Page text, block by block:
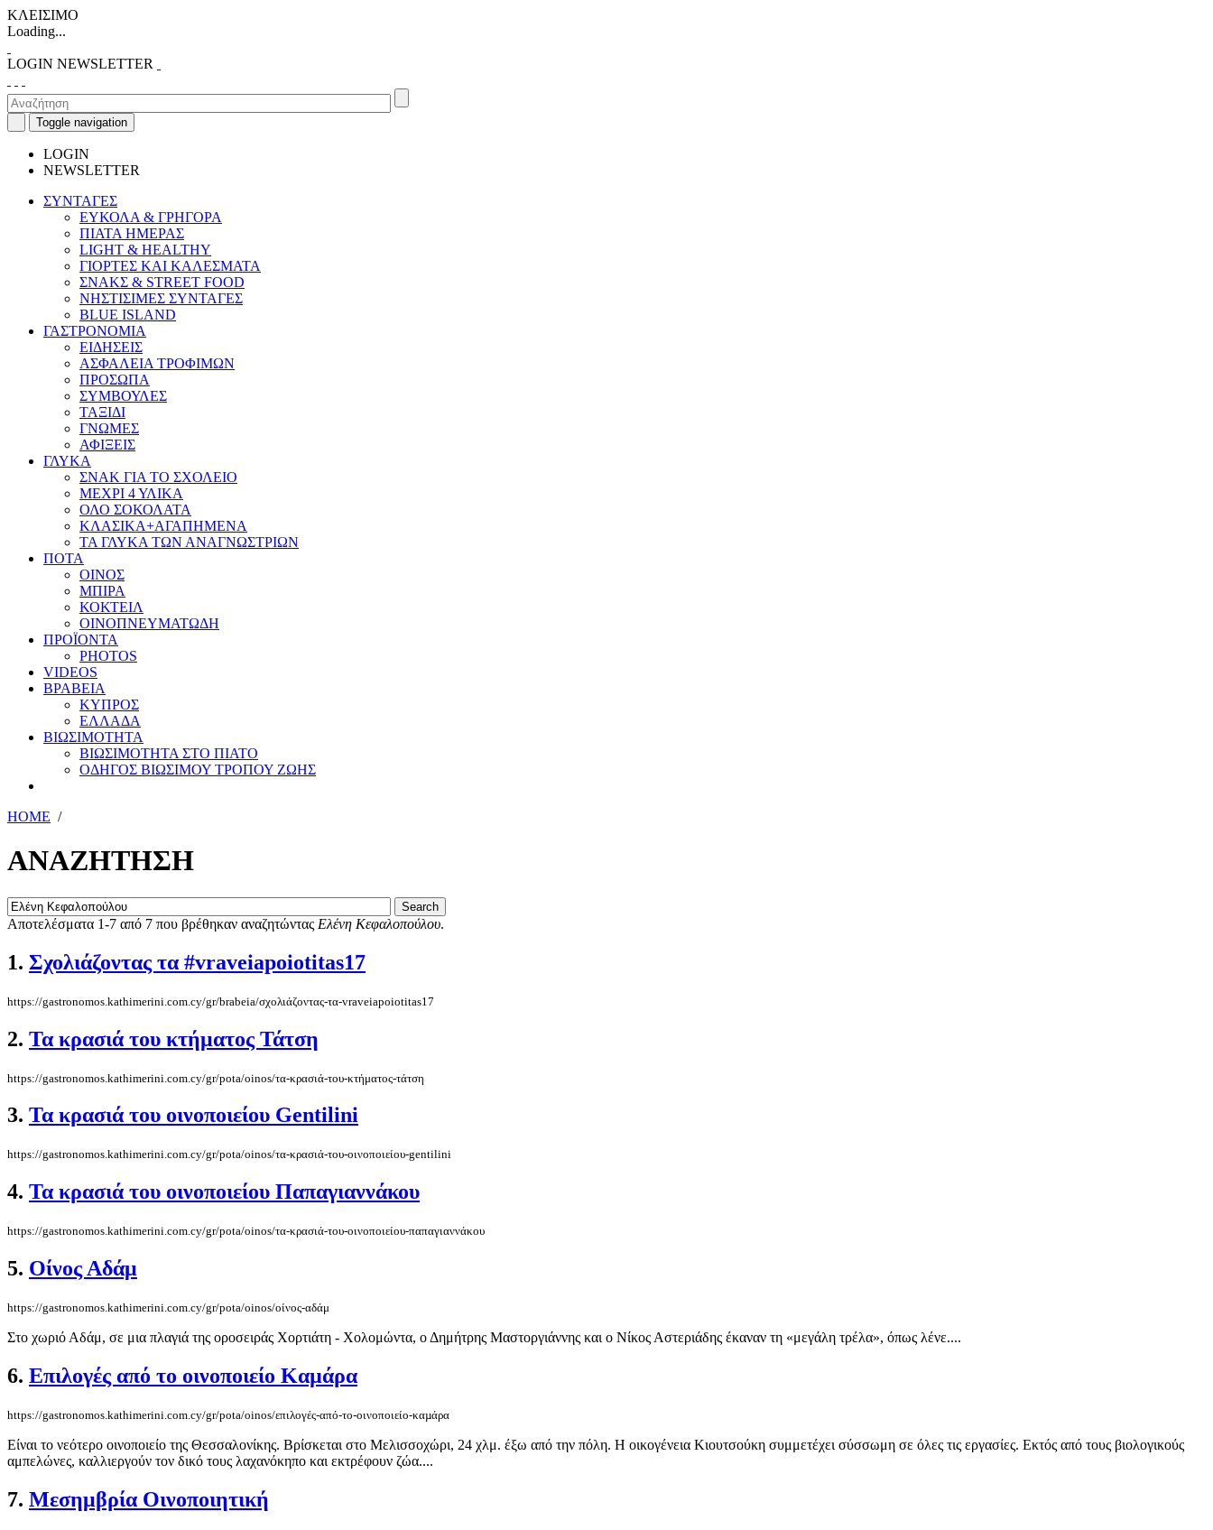
ΚΛΕΙΣΙΜΟ
Loading...
LOGIN NEWSLETTER
Toggle navigation
LOGIN
NEWSLETTER
ΣΥΝΤΑΓΕΣ
ΕΥΚΟΛΑ & ΓΡΗΓΟΡΑ
ΠΙΑΤΑ ΗΜΕΡΑΣ
LIGHT & HEALTHY
ΓΙΟΡΤΕΣ ΚΑΙ ΚΑΛΕΣΜΑΤΑ
ΣΝΑΚΣ & STREET FOOD
ΝΗΣΤΙΣΙΜΕΣ ΣΥΝΤΑΓΕΣ
BLUE ISLAND
ΓΑΣΤΡΟΝΟΜΙΑ
ΕΙΔΗΣΕΙΣ
ΑΣΦΑΛΕΙΑ ΤΡΟΦΙΜΩΝ
ΠΡΟΣΩΠΑ
ΣΥΜΒΟΥΛΕΣ
ΤΑΞΙΔΙ
ΓΝΩΜΕΣ
ΑΦΙΞΕΙΣ
ΓΛΥΚΑ
ΣΝΑΚ ΓΙΑ ΤΟ ΣΧΟΛΕΙΟ
ΜΕΧΡΙ 4 ΥΛΙΚΑ
ΟΛΟ ΣΟΚΟΛΑΤΑ
ΚΛΑΣΙΚΑ+ΑΓΑΠΗΜΕΝΑ
ΤΑ ΓΛΥΚΑ ΤΩΝ ΑΝΑΓΝΩΣΤΡΙΩΝ
ΠΟΤΑ
ΟΙΝΟΣ
ΜΠΙΡΑ
ΚΟΚΤΕΙΛ
ΟΙΝΟΠΝΕΥΜΑΤΩΔΗ
ΠΡΟΪΟΝΤΑ
PHOTOS
VIDEOS
ΒΡΑΒΕΙΑ
ΚΥΠΡΟΣ
ΕΛΛΑΔΑ
ΒΙΩΣΙΜΟΤΗΤΑ
ΒΙΩΣΙΜΟΤΗΤΑ ΣΤΟ ΠΙΑΤΟ
ΟΔΗΓΟΣ ΒΙΩΣΙΜΟΥ ΤΡΟΠΟΥ ΖΩΗΣ
HOME /
ΑΝΑΖΗΤΗΣΗ
Αποτελέσματα 1-7 από 7 που βρέθηκαν αναζητώντας Ελένη Κεφαλοπούλου.
1. Σχολιάζοντας τα #vraveiapoiotitas17
https://gastronomos.kathimerini.com.cy/gr/brabeia/σχολιάζοντας-τα-vraveiapoiotitas17
2. Τα κρασιά του κτήματος Τάτση
https://gastronomos.kathimerini.com.cy/gr/pota/oinos/τα-κρασιά-του-κτήματος-τάτση
3. Τα κρασιά του οινοποιείου Gentilini
https://gastronomos.kathimerini.com.cy/gr/pota/oinos/τα-κρασιά-του-οινοποιείου-gentilini
4. Τα κρασιά του οινοποιείου Παπαγιαννάκου
https://gastronomos.kathimerini.com.cy/gr/pota/oinos/τα-κρασιά-του-οινοποιείου-παπαγιαννάκου
5. Oίνος Αδάμ
https://gastronomos.kathimerini.com.cy/gr/pota/oinos/oίνος-αδάμ
Στο χωριό Αδάμ, σε μια πλαγιά της οροσειράς Χορτιάτη - Χολομώντα, ο Δημήτρης Μαστοργιάννης και ο Νίκος Αστεριάδης έκαναν τη «μεγάλη τρέλα», όπως λένε....
6. Επιλογές από το οινοποιείο Καµάρα
https://gastronomos.kathimerini.com.cy/gr/pota/oinos/επιλογές-από-το-οινοποιείο-καµάρα
Είναι το νεότερο οινοποιείο της Θεσσαλονίκης. Βρίσκεται στο Μελισσοχώρι, 24 χλμ. έξω από την πόλη. Η οικογένεια Κιουτσούκη συμμετέχει σύσσωμη σε όλες τις εργασίες. Εκτός από τους βιολογικούς
αμπελώνες, καλλιεργούν τον δικό τους λαχανόκηπο και εκτρέφουν ζώα....
7. Μεσημβρία Οινοποιητική